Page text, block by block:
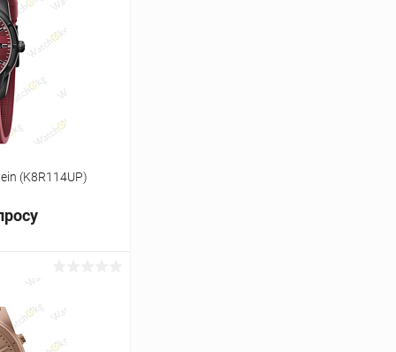
Сравнение
Под заказ
(K8R114UP)
цену
Сравнение